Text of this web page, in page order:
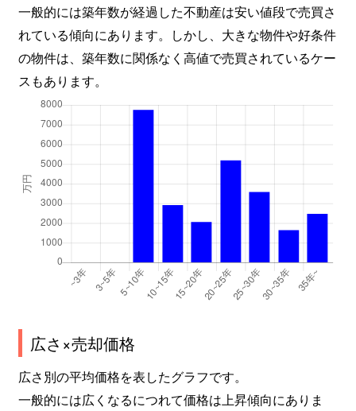
一般的には築年数が経過した不動産は安い値段で売買さ
れている傾向にあります。しかし、大きな物件や好条件
の物件は、築年数に関係なく高値で売買されているケー
スもあります。
広さ×売却価格
広さ別の平均価格を表したグラフです。
一般的には広くなるにつれて価格は上昇傾向にありま